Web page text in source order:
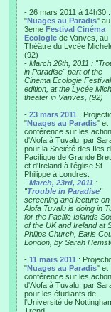
- 26 mars 2011 à 14h30 :
"Nuages au Paradis" au
3eme Festival Cinéma
Ecologie de Vanves, au
Théâtre du Lycée
(92)
- March 26th, 2011 :
in Paradise" part of the
Cinéma Ecologie
edition, at the Lycée
theater in Vanves, (92)
- 23 mars 2011 :
"Nuages au Paradis" et
conférence sur les
d'Alofa à Tuvalu, par
pour la Société des Iles
Pacifique de Grande
et d'Ireland à l'église St
Philippe à Londres.
- March, 23rd, 2011 :
"Trouble in Paradise"
screening and lecture on
Alofa Tuvalu is doing in
for the Pacific Islands
of the UK and Ireland at
Philips Church, Earls
London, by Sarah
- 11 mars 2011 :
"Nuages au Paradis" et
conférence sur les
d'Alofa à Tuvalu, par
pour les étudiants de
l'Université de